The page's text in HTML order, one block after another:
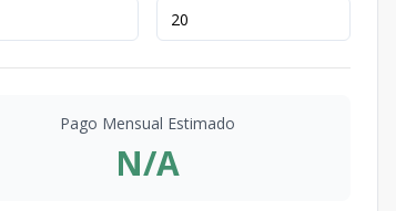
Pago Mensual Estimado
N/A